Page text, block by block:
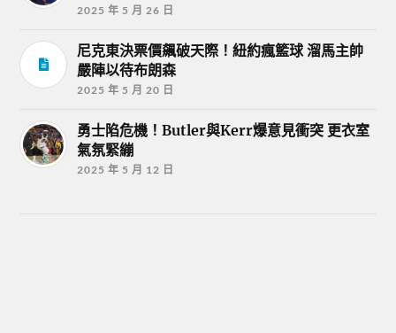
2025 年 5 月 26 日
尼克東決票價飆破天際！紐約瘋籃球 溜馬主帥
嚴陣以待布朗森
2025 年 5 月 20 日
勇士陷危機！Butler與Kerr爆意見衝突 更衣室
氣氛緊繃
2025 年 5 月 12 日